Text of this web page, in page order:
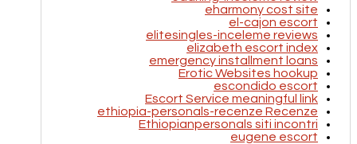
eharmony cost site
el-cajon escort
elitesingles-inceleme reviews
elizabeth escort index
emergency installment loans
Erotic Websites hookup
escondido escort
Escort Service meaningful link
ethiopia-personals-recenze Recenze
Ethiopianpersonals siti incontri
eugene escort